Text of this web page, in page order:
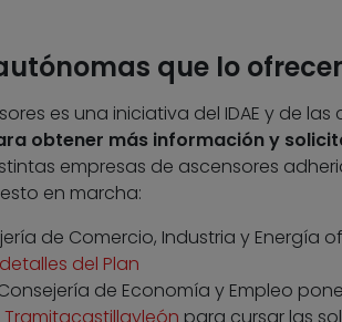
que lo
es una iniciativa del IDAE y de
obtener más información y
empresas de ascensores
en marcha:
de Comercio, Industria y Energía
detalles del Plan
de Economía y Empleo